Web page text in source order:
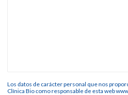
Los datos de carácter personal que nos
Clínica Bio como responsable de esta web